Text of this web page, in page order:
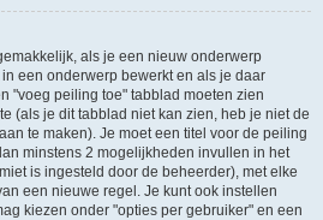
als je een nieuw onderwerp
een onderwerp bewerkt en als je daar
"voeg peiling toe" tabblad moeten zien
(als je dit tabblad niet kan zien, heb je niet de
te maken). Je moet een titel voor de peiling
minstens 2 mogelijkheden invullen in het
is ingesteld door de beheerder), met elke
een nieuwe regel. Je kunt ook instellen
kiezen onder "opties per gebruiker" en een